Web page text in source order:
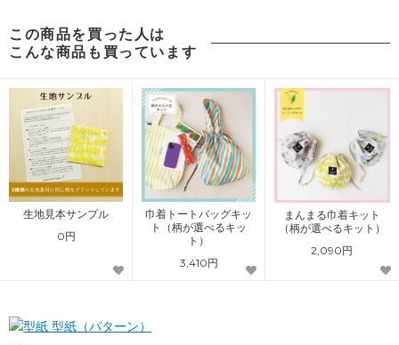
この商品を買った人は
こんな商品も買っています
生地見本サンプル
0円
巾着トートバッグキッ
ト（柄が選べるキッ
ト）
3,410円
まんまる巾着キット
（柄が選べるキット）
2,090円
型紙（パターン）